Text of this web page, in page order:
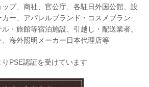
プ、商社、官公庁、各駐日外国公館、設
ー、アパレルブランド・コスメブラン
・旅館等宿泊施設、引越し・配送業者、
海外照明メーカー日本代理店等
PSE認証を受けています